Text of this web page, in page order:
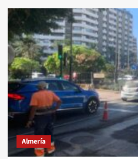
Almería